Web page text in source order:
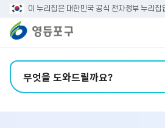
본문 바로가기
주메뉴 바로가기
이 누리집은 대한민국 공식 전자정부 누리집